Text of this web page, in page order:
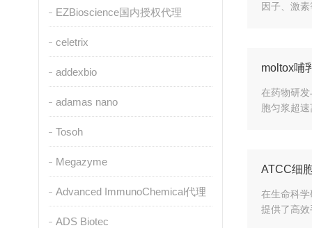
EZBioscience国内授权代理
celetrix
addexbio
adamas nano
Tosoh
Megazyme
Advanced ImmunoChemical代理
ADS Biotec
因子、激
moltox哺
在药物研
胞匀浆超
ATCC细
在生命科
提供了高